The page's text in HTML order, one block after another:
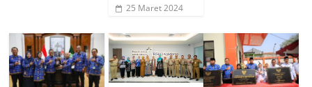
25 Maret 2024